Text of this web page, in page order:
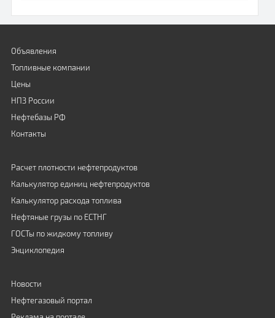
Объявления
Топливные компании
Цены
НПЗ России
Нефтебазы РФ
Контакты
Расчет плотности нефтепродуктов
Калькулятор единиц нефтепродуктов
Калькулятор расхода топлива
Нефтяные грузы по ЕСТНГ
ГОСТы по жидкому топливу
Энциклопедия
Новости
Нефтегазовый портал